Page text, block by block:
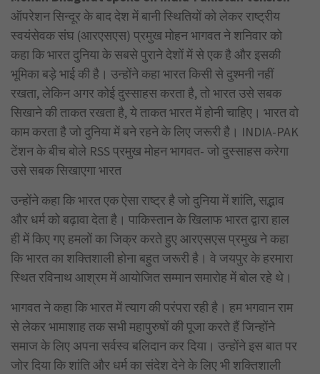
ऑपरेशन सिन्दूर के बाद देश में बानी स्थितियों को लेकर राष्ट्रीय
स्वयंसेवक संघ (आरएसएस) प्रमुख मोहन भागवत ने शनिवार को
कहा कि भारत दुनिया के सबसे पुराने देशों में से एक है और इसकी
भूमिका बड़े भाई की है। उन्होंने कहा भारत किसी से दुश्मनी नहीं
रखता, लेकिन अगर कोई दुस्साहस करता है, तो भारत उसे सबक
सिखाने की ताकत रखता है, ये ताकत भारत में होनी चाहिए। भारत वो
काम करता है जो दुनिया में बने रहने के लिए जरूरी है। INDIA-PAK
टेंशन के बीच बोले RSS प्रमुख मोहन भागवत- जो दुस्साहस करेगा
उसे सबक सिखाएगा भारत
उन्होंने कहा कि भारत एक ऐसा राष्ट्र है जो दुनिया में शांति, सद्भाव
और धर्म को बढ़ावा देता है। पाकिस्तान के खिलाफ भारत द्वारा हाल
ही में किए गए हमलों का जिक्र करते हुए आरएसएस प्रमुख ने कहा
कि भारत का शक्तिशाली होना बहुत जरूरी है। वे जयपुर के हरमारा
स्थित रविनाथ आश्रम में आयोजित सम्मान समारोह में बोल रहे थे।
भागवत ने कहा कि भारत में त्याग की परंपरा रही है। हम भगवान राम
से लेकर भामाशाह तक सभी महापुरुषों की पूजा करते हैं जिन्होंने
समाज के लिए अपना सर्वस्व बलिदान कर दिया। उन्होंने इस बात पर
जोर दिया कि शांति और धर्म का संदेश देने के लिए भी शक्तिशाली